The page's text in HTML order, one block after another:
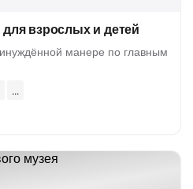
взрослых и детей
манере по главным